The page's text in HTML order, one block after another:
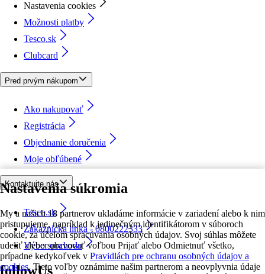
Nastavenia súkromia
My a našich 18 partnerov ukladáme informácie v zariadení alebo k nim
pristupujeme, napríklad k jedinečným identifikátorom v súboroch
cookie, za účelom spracúvania osobných údajov. Svoj súhlas môžete
udeliť alebo spravovať voľbou Prijať alebo Odmietnuť všetko,
prípadne kedykoľvek v Pravidlách pre ochranu osobných údajov a
cookies. Tieto voľby oznámime našim partnerom a neovplyvnia údaje
Nastavenia cookies
Možnosti platby
Tesco.sk
Clubcard
Pred prvým nákupom
Ako nakupovať
Registrácia
Objednanie doručenia
Moje obľúbené
Kontaktujte nás
Tesco.sk
Zákaznícka linka - 0800222333
Výber obchodu
followUs